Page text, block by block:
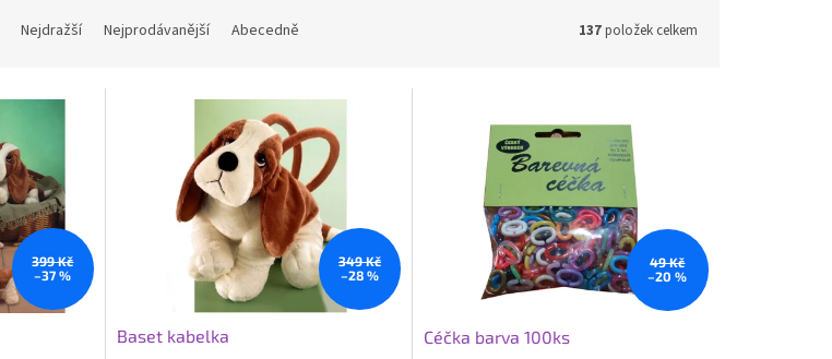
Nejdražší Nejprodávanější Abecedně 137položek celkem
399 Kč
–37 %
349 Kč
–28 %
Baset kabelka
49 Kč
–20 %
Céčka barva 100ks